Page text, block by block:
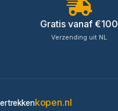
Gratis vanaf €100
Verzending uit NL
kopen.nl